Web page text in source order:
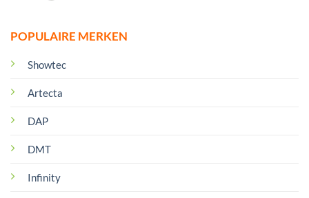
POPULAIRE MERKEN
Showtec
Artecta
DAP
DMT
Infinity